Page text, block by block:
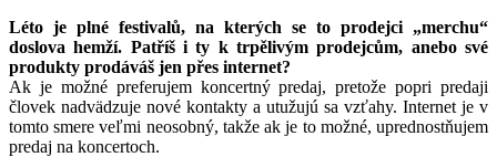
Léto je plné festivalů, na kterých se to prodejci „merchu“
doslova hemží. Patříš i ty k trpělivým prodejcům, anebo své
produkty prodáváš jen přes internet?
Ak je možné preferujem koncertný predaj, pretože popri predaji
človek nadvädzuje nové kontakty a utužujú sa vzťahy. Internet je v
tomto smere veľmi neosobný, takže ak je to možné, uprednostňujem
predaj na koncertoch.